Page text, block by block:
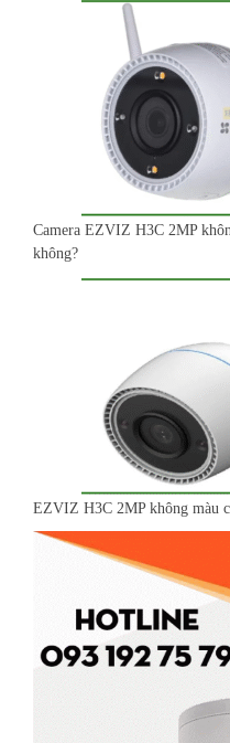
Camera EZVIZ H3C 2MP
không?
EZVIZ H3C 2MP không màu